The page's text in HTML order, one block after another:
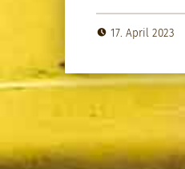
17. April 2023